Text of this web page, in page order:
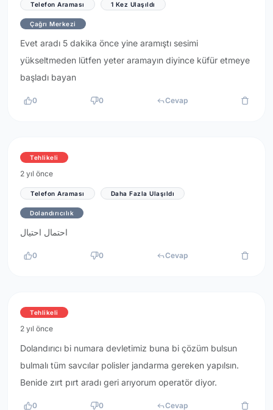
Telefon Araması 1 Kez Ulaşıldı
Çağrı Merkezi
Evet aradı 5 dakika önce yine aramıştı sesimi
yükseltmeden lütfen yeter aramayın diyince küfür etmeye
başladı bayan
0 0 Cevap
Tehlikeli
2 yıl önce
Telefon Araması Daha Fazla Ulaşıldı
Dolandırıcılık
احتمال احتيال
0 0 Cevap
Tehlikeli
2 yıl önce
Dolandırıcı bi numara devletimiz buna bi çözüm bulsun
bulmalı tüm savcılar polisler jandarma gereken yapılsın.
Benide zırt pırt aradı geri arıyorum operatör diyor.
0 0 Cevap